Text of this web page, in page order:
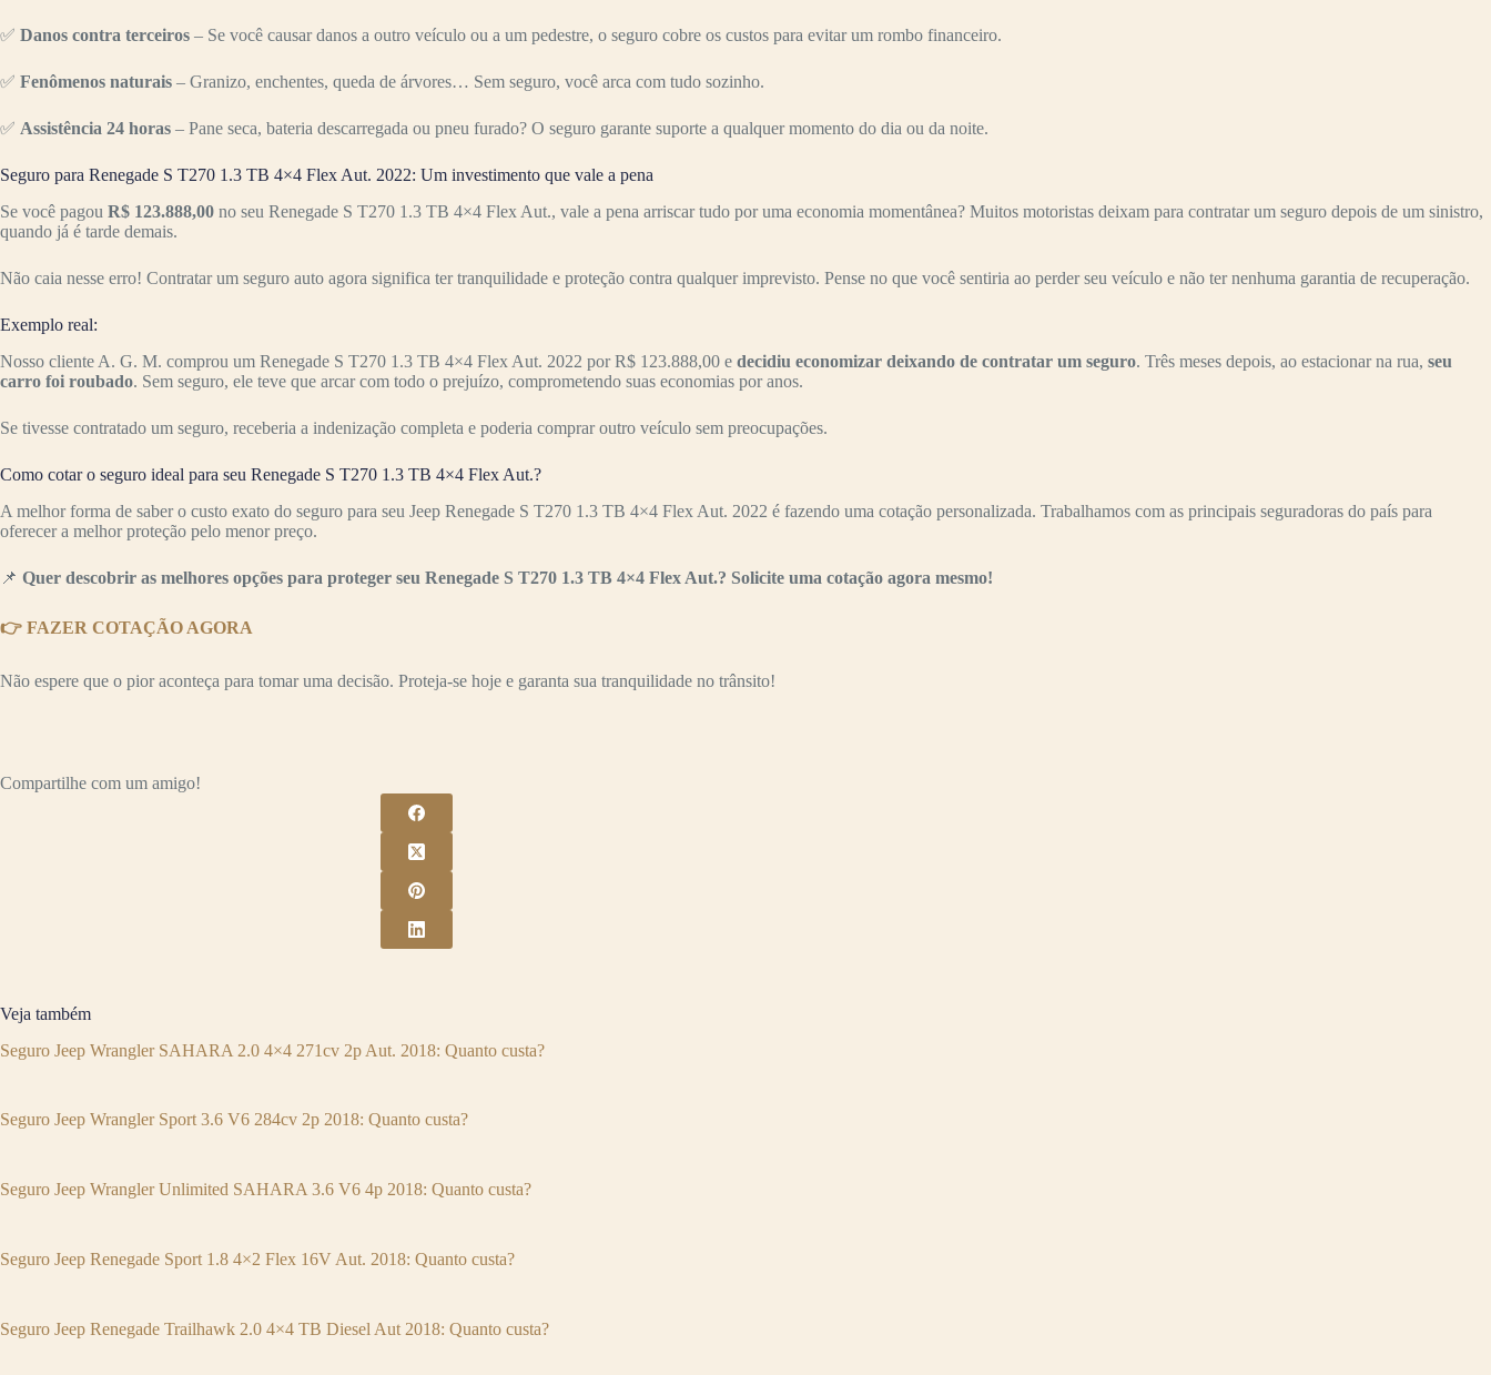
✅ Danos contra terceiros – Se você causar danos a outro veículo ou a um pedestre, o seguro cobre os custos para evitar um rombo financeiro.
✅ Fenômenos naturais – Granizo, enchentes, queda de árvores… Sem seguro, você arca com tudo sozinho.
✅ Assistência 24 horas – Pane seca, bateria descarregada ou pneu furado? O seguro garante suporte a qualquer momento do dia ou da noite.
Seguro para Renegade S T270 1.3 TB 4×4 Flex Aut. 2022: Um investimento que vale a pena
Se você pagou R$ 123.888,00 no seu Renegade S T270 1.3 TB 4×4 Flex Aut., vale a pena arriscar tudo por uma economia momentânea? Muitos motoristas deixam para contratar um seguro depois de um sinistro,
quando já é tarde demais.
Não caia nesse erro! Contratar um seguro auto agora significa ter tranquilidade e proteção contra qualquer imprevisto. Pense no que você sentiria ao perder seu veículo e não ter nenhuma garantia de recuperação.
Exemplo real:
Nosso cliente A. G. M. comprou um Renegade S T270 1.3 TB 4×4 Flex Aut. 2022 por R$ 123.888,00 e decidiu economizar deixando de contratar um seguro. Três meses depois, ao estacionar na rua, seu
carro foi roubado. Sem seguro, ele teve que arcar com todo o prejuízo, comprometendo suas economias por anos.
Se tivesse contratado um seguro, receberia a indenização completa e poderia comprar outro veículo sem preocupações.
Como cotar o seguro ideal para seu Renegade S T270 1.3 TB 4×4 Flex Aut.?
A melhor forma de saber o custo exato do seguro para seu Jeep Renegade S T270 1.3 TB 4×4 Flex Aut. 2022 é fazendo uma cotação personalizada. Trabalhamos com as principais seguradoras do país para
oferecer a melhor proteção pelo menor preço.
📌 Quer descobrir as melhores opções para proteger seu Renegade S T270 1.3 TB 4×4 Flex Aut.? Solicite uma cotação agora mesmo!
👉 FAZER COTAÇÃO AGORA
Não espere que o pior aconteça para tomar uma decisão. Proteja-se hoje e garanta sua tranquilidade no trânsito!
Compartilhe com um amigo!
Veja também
Seguro Jeep Wrangler SAHARA 2.0 4×4 271cv 2p Aut. 2018: Quanto custa?
Seguro Jeep Wrangler Sport 3.6 V6 284cv 2p 2018: Quanto custa?
Seguro Jeep Wrangler Unlimited SAHARA 3.6 V6 4p 2018: Quanto custa?
Seguro Jeep Renegade Sport 1.8 4×2 Flex 16V Aut. 2018: Quanto custa?
Seguro Jeep Renegade Trailhawk 2.0 4×4 TB Diesel Aut 2018: Quanto custa?